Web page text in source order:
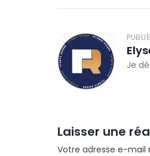
Je
Laisser une
Votre adresse e-mail